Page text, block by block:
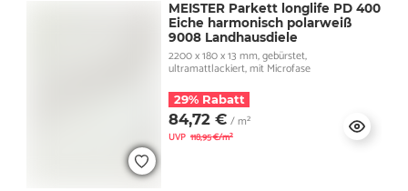
MEISTER Parkett longlife PD 400
Eiche harmonisch polarweiß
9008 Landhausdiele
2200 x 180 x 13 mm, gebürstet,
ultramattlackiert, mit Microfase
29% Rabatt
84,72 € / m²
UVP 118,95 €/m²